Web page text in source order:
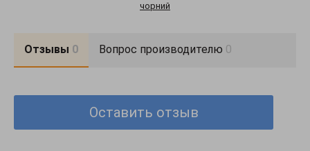
чорний
Отзывы 0 Вопрос производителю 0
Оставить отзыв